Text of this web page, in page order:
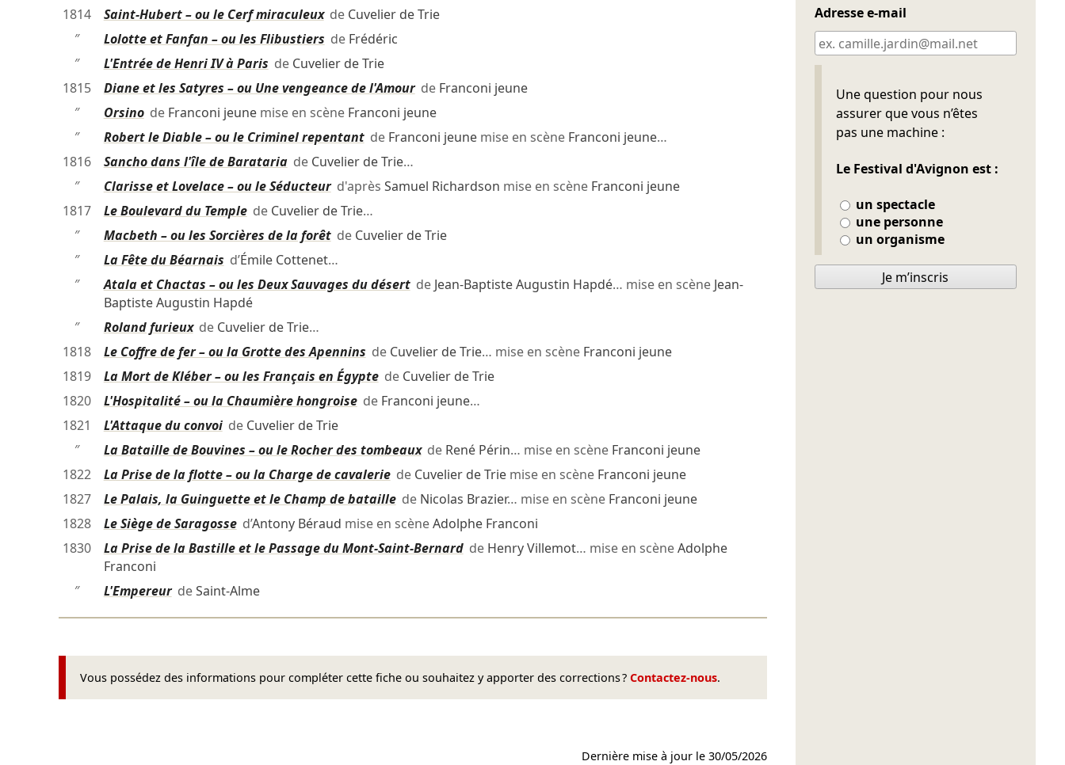
1814
Saint-Hubert – ou le Cerf miraculeuxde Cuvelier de Trie
″
Lolotte et Fanfan – ou les Flibustiers de Frédéric
″
L'Entrée de Henri IV à Paris de Cuvelier de Trie
1815
Diane et les Satyres – ou Une vengeance de l'Amourde Franconi jeune
″
Orsinode Franconi jeunemise en scène Franconi jeune
″
Robert le Diable – ou le Criminel repentantde Franconi jeunemise en scène Franconi jeune…
1816
Sancho dans l'île de Baratariade Cuvelier de Trie…
″
Clarisse et Lovelace – ou le Séducteurd'après Samuel Richardson mise en scène Franconi jeune
1817
Le Boulevard du Templede Cuvelier de Trie…
″
Macbeth – ou les Sorcières de la forêtde Cuvelier de Trie
″
La Fête du Béarnais d’Émile Cottenet…
″
Atala et Chactas – ou les Deux Sauvages du désertde Jean-Baptiste Augustin Hapdé… mise en scène Jean-
Baptiste Augustin Hapdé
″
Roland furieuxde Cuvelier de Trie…
1818
Le Coffre de fer – ou la Grotte des Apennins de Cuvelier de Trie… mise en scène Franconi jeune
1819
La Mort de Kléber – ou les Français en Égyptede Cuvelier de Trie
1820
L'Hospitalité – ou la Chaumière hongroisede Franconi jeune…
1821
L'Attaque du convoide Cuvelier de Trie
″
La Bataille de Bouvines – ou le Rocher des tombeauxde René Périn… mise en scène Franconi jeune
1822
La Prise de la flotte – ou la Charge de cavaleriede Cuvelier de Triemise en scène Franconi jeune
1827
Le Palais, la Guinguette et le Champ de bataillede Nicolas Brazier… mise en scène Franconi jeune
1828
Le Siège de Saragossed’Antony Béraud mise en scèneAdolphe Franconi
1830
La Prise de la Bastille et le Passage du Mont-Saint-Bernardde Henry Villemot… mise en scèneAdolphe
Franconi
″
L'EmpereurdeSaint-Alme
Vous possédez des informations pour compléter cette fiche ou souhaitez y apporter des corrections ? Contactez-nous.
Dernière mise à jour le30/05/2026
Adresse e-mail
Une question pour nous
assurer que vous n’êtes
pas une machine :
Le Festival d'Avignon est :
un spectacle
une personne
un organisme
Ne pas remplir
Je m’inscris